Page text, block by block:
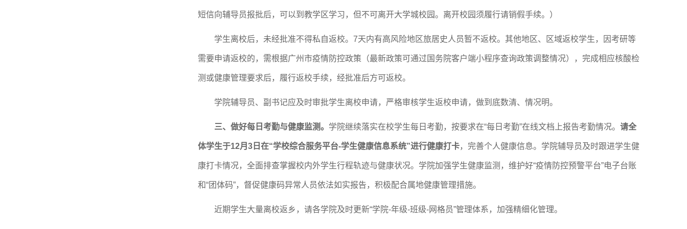
短信向辅导员报批后，可以到教学区学习，但不可离开大学城校园。离开校园须履行请销假手续。）
学生离校后，未经批准不得私自返校。 7天内有高风险地区旅居史人员暂不返校。其他地区、区域返校学生，因考研等
需要申请返校的，需根据广州市疫情防控政策（最新政策可通过国务院客户端小程序查询政策调整情况），完成相应核酸检
测或健康管理要求后，履行返校手续，经批准后方可返校。
学院辅导员、副书记应及时审批学生离校申请，严格审核学生返校申请，做到底数清、情况明。
三、做好每日考勤与健康监测。 学院继续落实在校学生每日考勤，按要求在“每日考勤”在线文档上报告考勤情况。 请全
体学生于12月 3 日 在“学校综合服务平台-学生健康信息系统”进行健康打卡，完善个人健康信息。学院辅导员及时跟进学生健
康打卡情况，全面排查掌握校内外学生行程轨迹与健康状况。学院加强学生健康监测，维护好“疫情防控预警平台”电子台账
和“团体码”，督促健康码异常人员依法如实报告，积极配合属地健康管理措施。
近期学生大量离校返乡，请各学院及时更新“学院-年级-班级-网格员”管理体系，加强精细化管理。